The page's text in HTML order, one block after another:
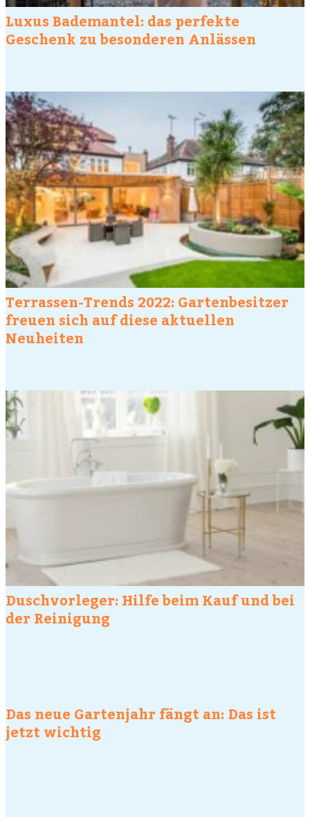
Luxus Bademantel: das perfekte
Geschenk zu besonderen Anlässen
Terrassen-Trends 2022: Gartenbesitzer
freuen sich auf diese aktuellen
Neuheiten
Duschvorleger: Hilfe beim Kauf und bei
der Reinigung
Das neue Gartenjahr fängt an: Das ist
jetzt wichtig